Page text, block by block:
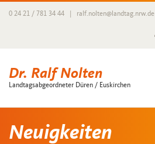
0 24 21 / 781 34 44 ralf.nolten@landtag.nrw.de
Dr. Ralf Nolten
Landtagsabgeordneter Düren / Euskirchen
Neuigkeiten